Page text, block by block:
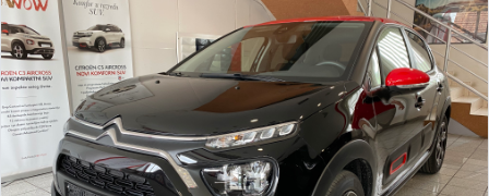
Središnja konzola za pohranu stvari
Vozačevo sedište podesivo po visini
ECO LED svjetla s dnevnim svjetlima u obliku slova Y
Metalik boja
Osvijetljen prtljažni prostor
Tepih u prtljažnom prostor